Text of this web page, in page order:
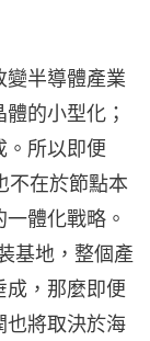
變半導體產業
的小型化；
。所以即便
不在於節點本
體化戰略。
基地，整個產
成，那麼即便
也將取決於海